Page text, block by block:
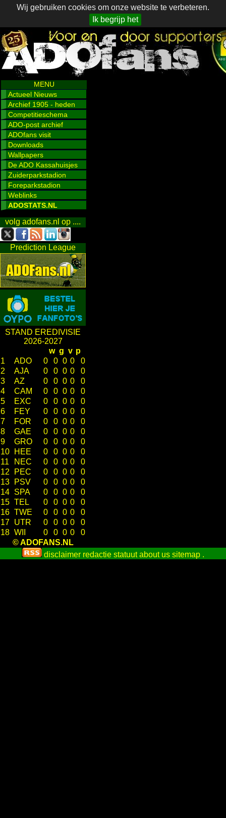
Wij gebruiken cookies om onze website te verbeteren.
Ik begrijp het
MENU
Actueel Nieuws
Archief 1905 - heden
Competitieschema
ADO-post archief
ADOfans visit
Downloads
Wallpapers
De ADO Kassahuisjes
Zuiderparkstadion
Foreparkstadion
Weblinks
ADOSTATS.NL
volg adofans.nl op ....
Prediction League
STAND EREDIVISIE
2026-2027
w g v p
1
ADO 0 0 0 0
0
2
AJA 0 0 0 0
0
3
AZ 0 0 0 0
0
4
CAM 0 0 0 0
0
5
EXC 0 0 0 0
0
6
FEY 0 0 0 0
0
7
FOR 0 0 0 0
0
8
GAE 0 0 0 0
0
9
GRO 0 0 0 0
0
10
HEE 0 0 0 0
0
11
NEC 0 0 0 0
0
12
PEC 0 0 0 0
0
13
PSV 0 0 0 0
0
14 SPA 0 0 0 0
0
15 TEL 0 0 0 0
0
16 TWE 0 0 0 0
0
17 UTR 0 0 0 0
0
18 WII 0 0 0 0
0
© ADOFANS.NL
disclaimer redactie statuut about us sitemap .